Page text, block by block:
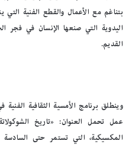
بتناغم مع الأعمال والقطع الفنية
اليدوية التي صنعها الإنسان في فجر
القديم.
وينطلق برنامج الأمسية الثقافية
عمل تحمل العنوان: «تاريخ
المكسيكية، التي تستمر حتى